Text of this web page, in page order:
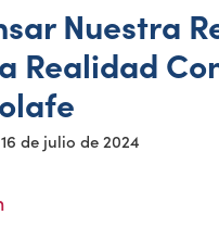
Nuestra
Realidad
16 de julio de 2024